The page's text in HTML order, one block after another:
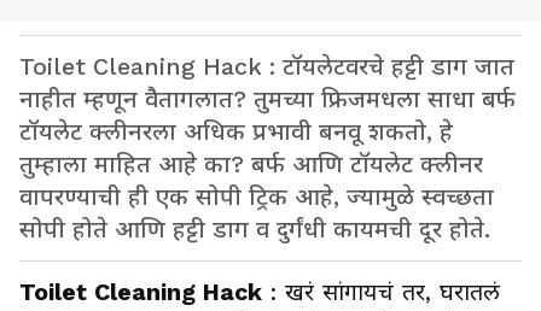
Toilet Cleaning Hack : टॉयलेटवरचे हट्टी डाग जात
नाहीत म्हणून वैतागलात? तुमच्या फ्रिजमधला साधा बर्फ
टॉयलेट क्लीनरला अधिक प्रभावी बनवू शकतो, हे
तुम्हाला माहित आहे का? बर्फ आणि टॉयलेट क्लीनर
वापरण्याची ही एक सोपी ट्रिक आहे, ज्यामुळे स्वच्छता
सोपी होते आणि हट्टी डाग व दुर्गंधी कायमची दूर होते.
Toilet Cleaning Hack : खरं सांगायचं तर, घरातलं